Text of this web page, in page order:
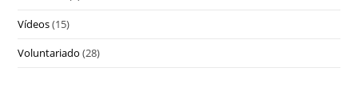
Vídeos(15)
Voluntariado (28)